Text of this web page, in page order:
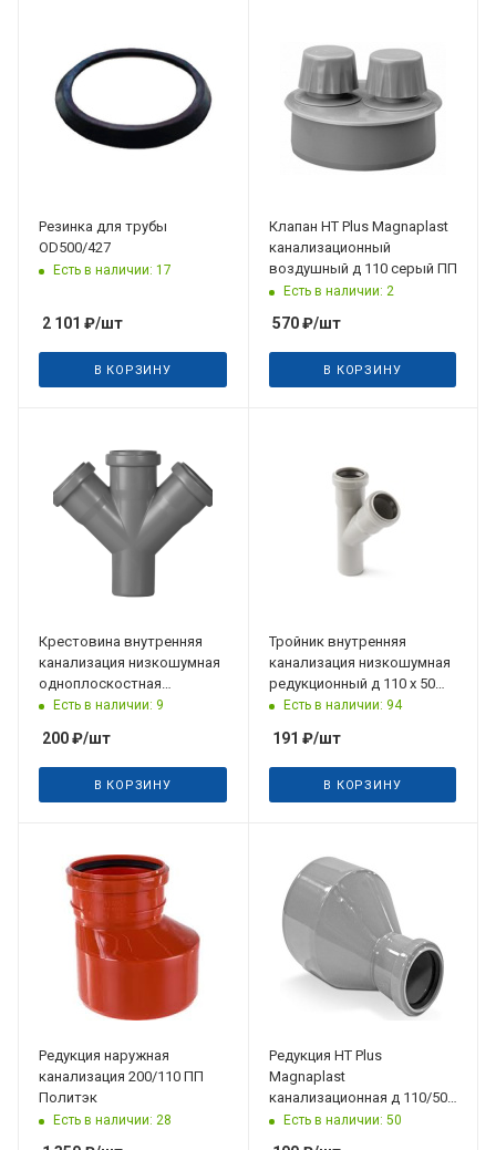
Резинка для трубы
OD500/427
Есть в наличии: 17
2 101 ₽/шт
В КОРЗИНУ
Клапан HT Plus Magnaplast
канализационный
воздушный д 110 серый ПП
Есть в наличии: 2
570₽/шт
В КОРЗИНУ
Крестовина внутренняя
канализация низкошумная
одноплоскостная
Ø50х50х50 45°
Есть в наличии: 9
200₽/шт
В КОРЗИНУ
Тройник внутренняя
канализация низкошумная
редукционный д 110 х 50
45°Есть в наличии: 94
191 ₽/шт
В КОРЗИНУ
Редукция наружная
канализация 200/110 ПП
Политэк
Есть в наличии: 28
Редукция HT Plus
Magnaplast
канализационная д 110/50
серая ПП
Есть в наличии: 50